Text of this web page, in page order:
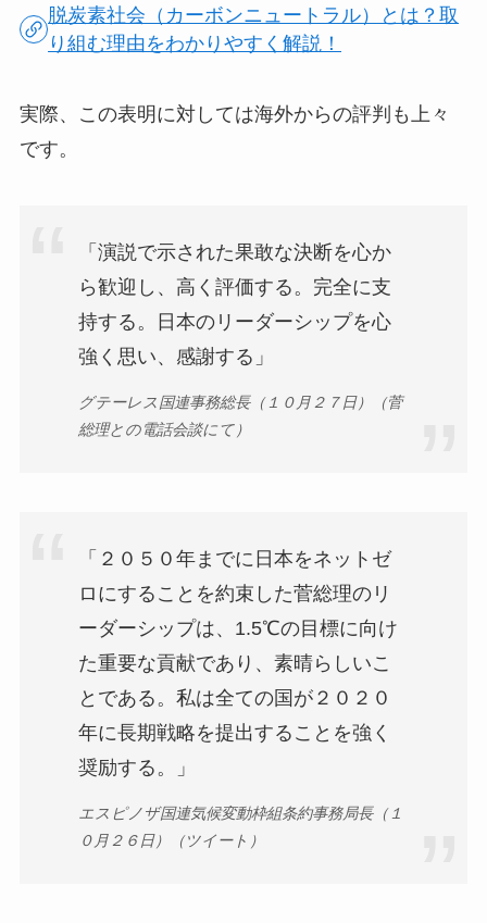
脱炭素社会（カーボンニュートラル）とは？取
り組む理由をわかりやすく解説！
実際、この表明に対しては海外からの評判も上々
です。
「演説で示された果敢な決断を心か
ら歓迎し、高く評価する。完全に支
持する。日本のリーダーシップを心
強く思い、感謝する」
グテーレス国連事務総長（１０月２７日）（菅
総理との電話会談にて）
「２０５０年までに日本をネットゼ
ロにすることを約束した菅総理のリ
ーダーシップは、1.5℃の目標に向け
た重要な貢献であり、素晴らしいこ
とである。私は全ての国が２０２０
年に長期戦略を提出することを強く
奨励する。」
エスピノザ国連気候変動枠組条約事務局長（１
０月２６日）（ツイート）